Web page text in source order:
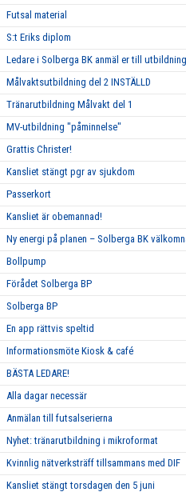
Futsal material
S:t Eriks diplom
Ledare i Solberga BK anmäl er till
Målvaktsutbildning del 2 INSTÄLLD
Tränarutbildning Målvakt del 1
MV-utbildning "påminnelse"
Grattis Christer!
Kansliet stängt pgr av sjukdom
Passerkort
Kansliet är obemannad!
Ny energi på planen – Solberga BK
Bollpump
Förådet Solberga BP
Solberga BP
En app rättvis speltid
Informationsmöte Kiosk & café
BÄSTA LEDARE!
Alla dagar necessär
Anmälan till futsalserierna
Nyhet: tränarutbildning i mikroformat
Kvinnlig nätverksträff tillsammans med DIF
Kansliet stängt torsdagen den 5 juni